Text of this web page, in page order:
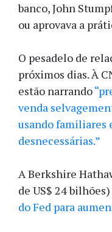
banco, John
ou aprovava a
O pesadelo de
próximos dias. À
estão narrando
venda
usando familiares
desnecessárias.”
A Berkshire
de US$ 24
do Fed para